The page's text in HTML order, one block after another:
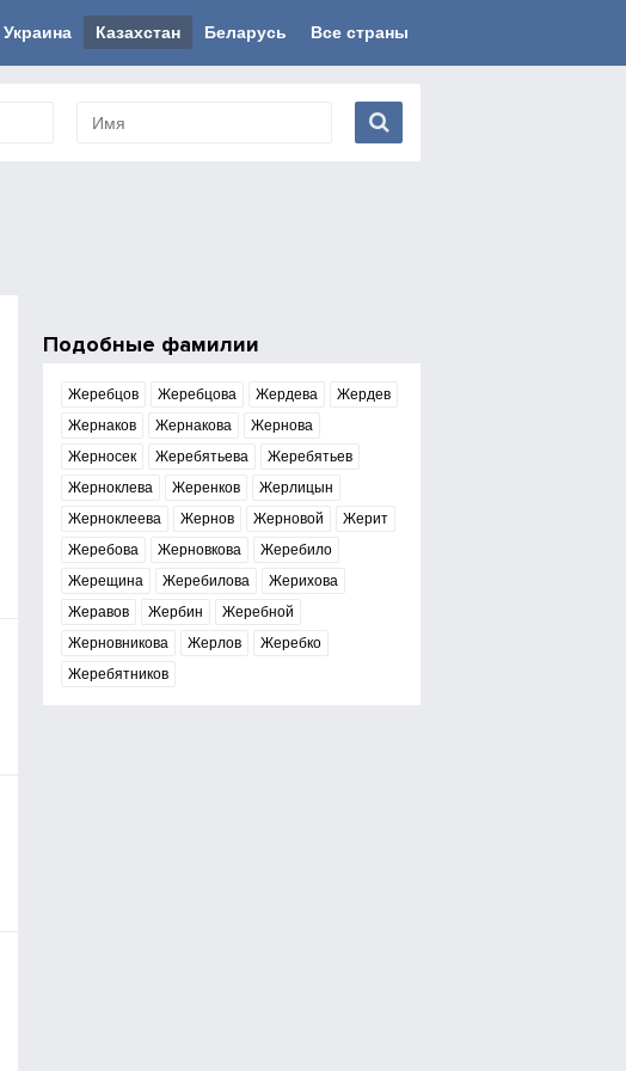
Украина Казахстан Беларусь Все страны
Подобные фамилии
Жеребцов Жеребцова Жердева
Жердев
Жернаков
Жернакова
Жернова
Жерносек
Жеребятьева
Жеребятьев
Жерноклева
Жеренков
Жерлицын
Жерноклеева
Жернов Жерновой
Жерит
Жеребова
Жерновкова
Жеребило
Жерещина
Жеребилова
Жерихова
Жеравов
Жербин
Жеребной
Жерновникова
Жерлов
Жеребко
Жеребятников